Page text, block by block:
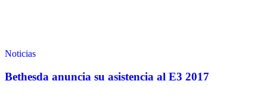
Noticias
Bethesda anuncia su asistencia al E3 2017